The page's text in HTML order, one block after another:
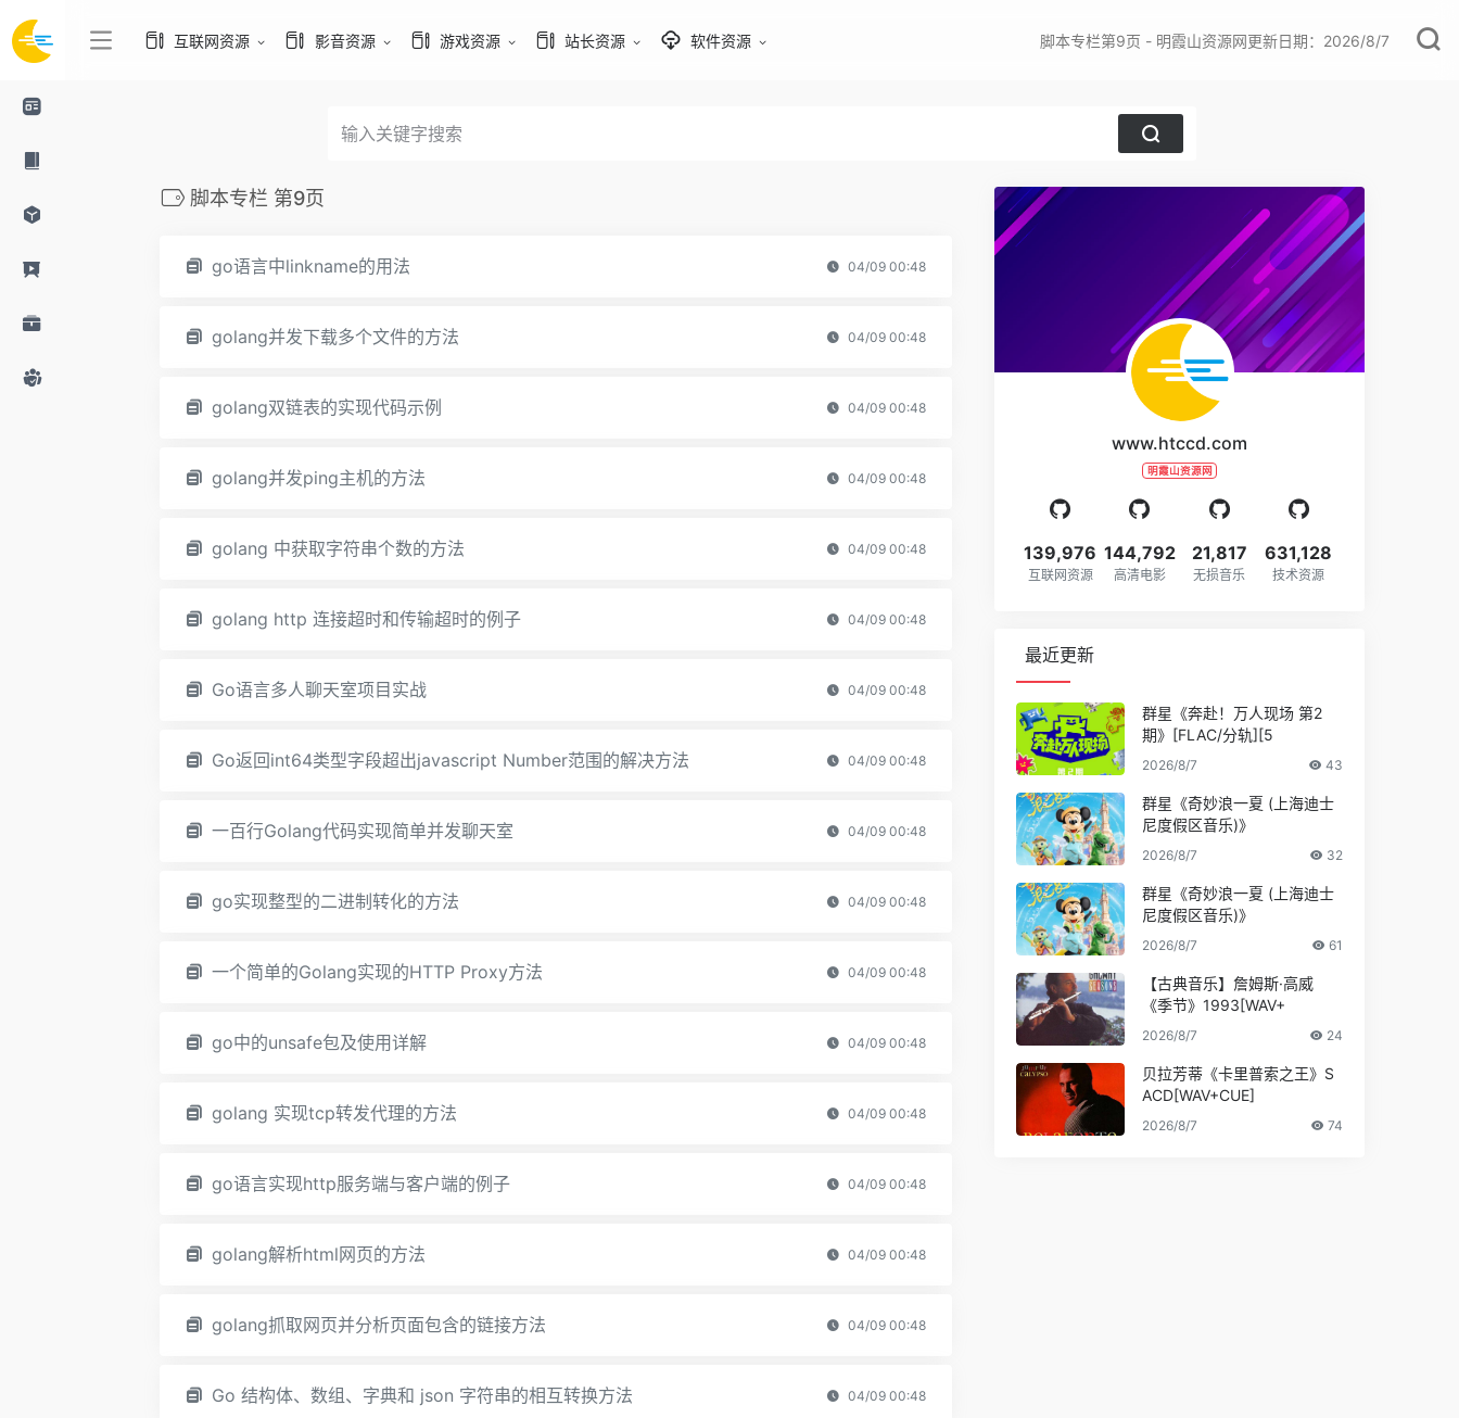
互联网资源 影音资源 游戏资源 站长资源 软件资源 脚本专栏第9页 - 明霞山资源网更新日期：2026/8/7
脚本专栏 第9页
go语言中linkname的用法 04/09 00:48
golang并发下载多个文件的方法 04/09 00:48
golang双链表的实现代码示例 04/09 00:48
golang并发ping主机的方法 04/09 00:48
golang 中获取字符串个数的方法 04/09 00:48
golang http 连接超时和传输超时的例子 04/09 00:48
Go语言多人聊天室项目实战 04/09 00:48
Go返回int64类型字段超出javascript Number范围的解决方法 04/09 00:48
一百行Golang代码实现简单并发聊天室 04/09 00:48
go实现整型的二进制转化的方法 04/09 00:48
一个简单的Golang实现的HTTP Proxy方法 04/09 00:48
go中的unsafe包及使用详解 04/09 00:48
golang 实现tcp转发代理的方法 04/09 00:48
go语言实现http服务端与客户端的例子 04/09 00:48
golang解析html网页的方法 04/09 00:48
golang抓取网页并分析页面包含的链接方法 04/09 00:48
Go 结构体、数组、字典和 json 字符串的相互转换方法 04/09 00:48
www.htccd.com
明霞山资源网
139,976
互联网资源
144,792
高清电影
21,817
无损音乐
631,128
技术资源
最近更新
群星《奔赴！万人现场 第2
期》[FLAC/分轨][5
2026/8/7 43
群星《奇妙浪一夏 (上海迪士
尼度假区音乐)》
2026/8/7 32
群星《奇妙浪一夏 (上海迪士
尼度假区音乐)》
2026/8/7 61
【古典音乐】詹姆斯·高威
《季节》1993[WAV+
2026/8/7 24
贝拉芳蒂《卡里普索之王》S
ACD[WAV+CUE]
2026/8/7 74